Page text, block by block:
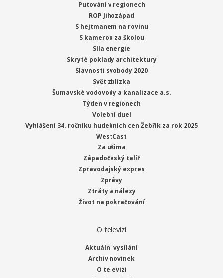
Putování v regionech
ROP Jihozápad
S hejtmanem na rovinu
S kamerou za školou
Síla energie
Skryté poklady architektury
Slavnosti svobody 2020
Svět zblízka
Šumavské vodovody a kanalizace a.s.
Týden v regionech
Volební duel
Vyhlášení 34. ročníku hudebních cen Žebřík za rok 2025
WestCast
Za ušima
Západočeský talíř
Zpravodajský expres
Zprávy
Ztráty a nálezy
Život na pokračování
O televizi
Aktuální vysílání
Archiv novinek
O televizi